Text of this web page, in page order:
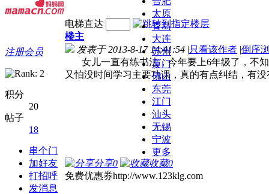
太原
青岛
大连
苏州
厦门
佛山
东莞
江门
汕头
无锡
宁波
更多
注册会员
积分
20
帖子
18
串个门
加好友
打招呼
发消息
电梯直达
楼主
发表于 2013-8-17 14:41:54 |只看该作者 |倒序
女儿一直有练书法，今年要上6年级了，不知
又怕没时间学习主要功课，真的有点纠结，有
分享0 收藏0
免费优惠券http://www.123klg.com